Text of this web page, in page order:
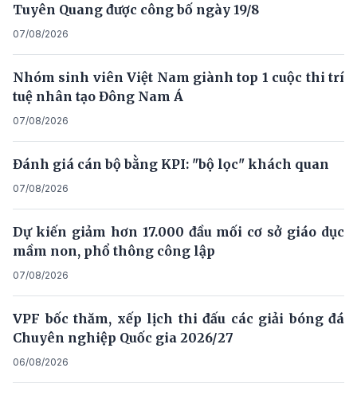
Tuyên Quang được công bố ngày 19/8
07/08/2026
Nhóm sinh viên Việt Nam giành top 1 cuộc thi trí
tuệ nhân tạo Đông Nam Á
07/08/2026
Đánh giá cán bộ bằng KPI: "bộ lọc" khách quan
07/08/2026
Dự kiến giảm hơn 17.000 đầu mối cơ sở giáo dục
mầm non, phổ thông công lập
07/08/2026
VPF bốc thăm, xếp lịch thi đấu các giải bóng đá
Chuyên nghiệp Quốc gia 2026/27
06/08/2026